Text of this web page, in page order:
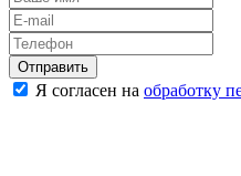
Отправить
Я согласен на обработку